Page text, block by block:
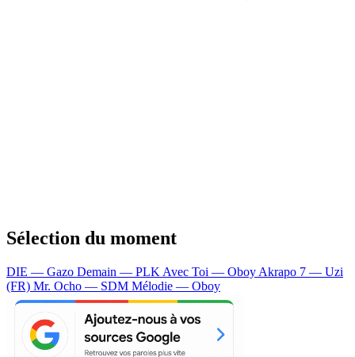
Sélection du moment
DIE — Gazo Demain — PLK Avec Toi — Oboy Akrapo 7 — Uzi
(FR) Mr. Ocho — SDM Mélodie — Oboy